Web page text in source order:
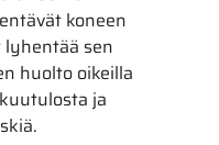
koneen
sen
huolto oikeilla
ja